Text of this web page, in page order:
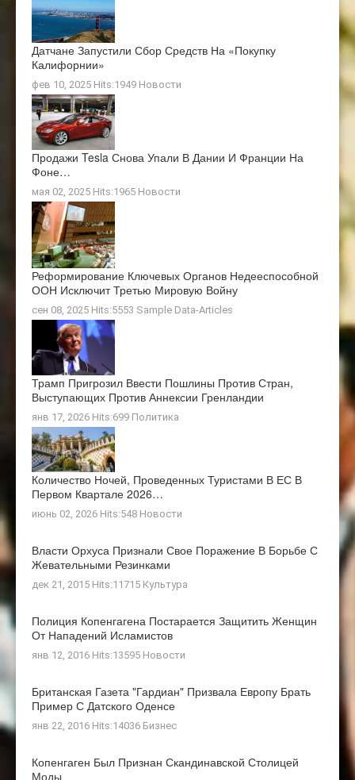
Датчане Запустили Сбор Средств На «покупку
Калифорнии»
фев 10, 2025 Hits:1949 Новости
Продажи Tesla Снова Упали В Дании И Франции На
Фоне…
мая 02, 2025 Hits:1965 Новости
Реформирование Ключевых Органов Недееспособной
ООН Исключит Третью Мировую Войну
сен 08, 2025 Hits:5553 Sample Data-Articles
Трамп Пригрозил Ввести Пошлины Против Стран,
Выступающих Против Аннексии Гренландии
янв 17, 2026 Hits:699 Политика
Количество Ночей, Проведенных Туристами В ЕС В
Первом Квартале 2026…
июнь 02, 2026 Hits:548 Новости
Власти Орхуса Признали Свое Поражение В Борьбе С
Жевательными Резинками
дек 21, 2015 Hits:11715 Культура
Полиция Копенгагена Постарается Защитить Женщин
От Нападений Исламистов
янв 12, 2016 Hits:13595 Новости
Британская Газета "Гардиан" Призвала Европу Брать
Пример С Датского Оденсе
янв 22, 2016 Hits:14036 Бизнес
Копенгаген Был Признан Скандинавской Столицей
Моды